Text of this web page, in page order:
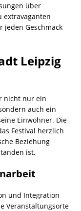
über
extravaganten
jeden Geschmack
Leipzig
nicht nur ein
auch ein
Einwohner. Die
Festival herzlich
Beziehung
ist.
und Integration
Veranstaltungsorte